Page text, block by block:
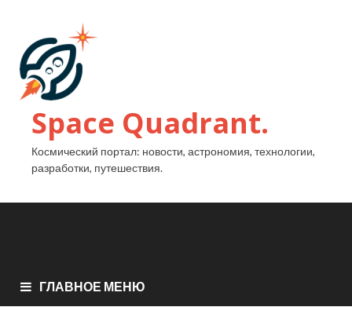
Space Quadrant.
Космический портал: новости, астрономия, технологии,
разработки, путешествия.
ГЛАВНОЕ МЕНЮ